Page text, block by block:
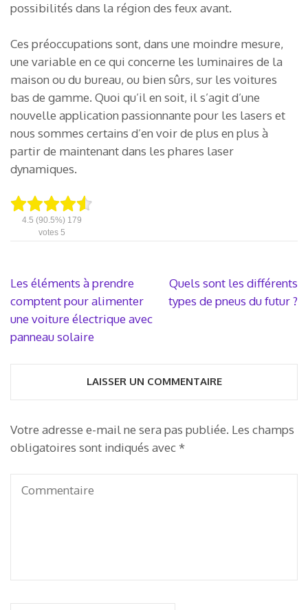
possibilités dans la région des feux avant.
Ces préoccupations sont, dans une moindre mesure,
une variable en ce qui concerne les luminaires de la
maison ou du bureau, ou bien sûrs, sur les voitures
bas de gamme. Quoi qu’il en soit, il s’agit d’une
nouvelle application passionnante pour les lasers et
nous sommes certains d’en voir de plus en plus à
partir de maintenant dans les phares laser
dynamiques.
4.5 (90.5%) 179
votes 5
Navigation
de
l’article
Les éléments à prendre
comptent pour alimenter
une voiture électrique avec
panneau solaire
Quels sont les différents
types de pneus du futur ?
LAISSER UN COMMENTAIRE
Votre adresse e-mail ne sera pas publiée. Les champs
obligatoires sont indiqués avec *